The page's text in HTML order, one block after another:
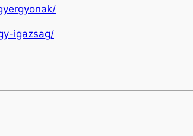
igazsag/